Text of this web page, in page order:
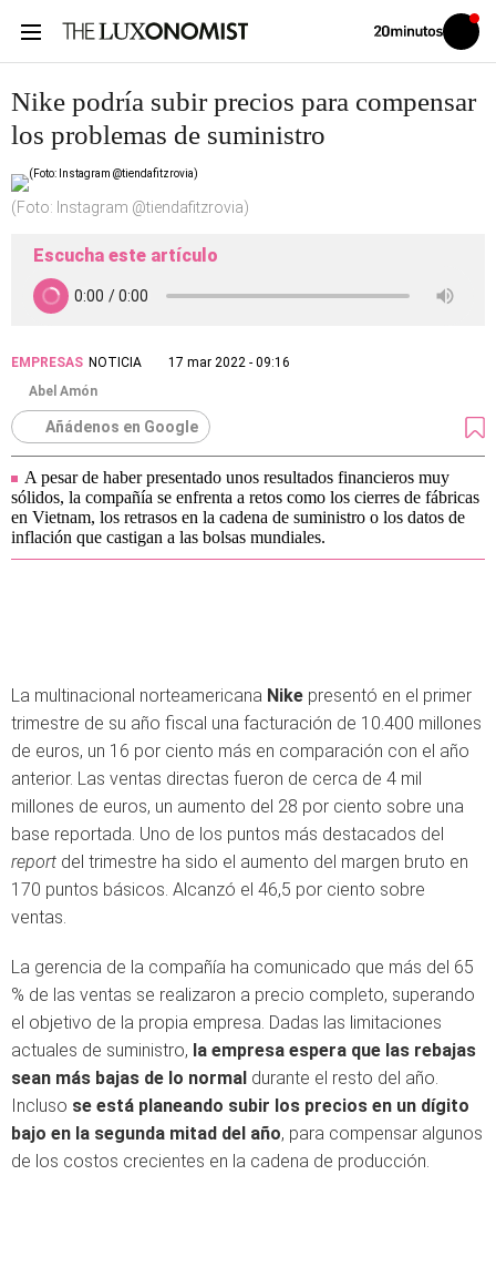
Volver
Iniciar
sesión
Nike podría subir precios para compensar
los problemas de suministro
(Foto: Instagram @tiendafitzrovia)
Escucha este artículo
EMPRESAS NOTICIA
17 mar 2022 - 09:16
Abel Amón
Añádenos en Google
A pesar de haber presentado unos resultados financieros muy
sólidos, la compañía se enfrenta a retos como los cierres de fábricas
en Vietnam, los retrasos en la cadena de suministro o los datos de
inflación que castigan a las bolsas mundiales.
La multinacional norteamericana Nike presentó en el primer
trimestre de su año fiscal una facturación de 10.400 millones
de euros, un 16 por ciento más en comparación con el año
anterior. Las ventas directas fueron de cerca de 4 mil
millones de euros, un aumento del 28 por ciento sobre una
base reportada. Uno de los puntos más destacados del
report del trimestre ha sido el aumento del margen bruto en
170 puntos básicos. Alcanzó el 46,5 por ciento sobre
ventas.
La gerencia de la compañía ha comunicado que más del 65
% de las ventas se realizaron a precio completo, superando
el objetivo de la propia empresa. Dadas las limitaciones
actuales de suministro, la empresa espera que las rebajas
sean más bajas de lo normal durante el resto del año.
Incluso se está planeando subir los precios en un dígito
bajo en la segunda mitad del año, para compensar algunos
de los costos crecientes en la cadena de producción.